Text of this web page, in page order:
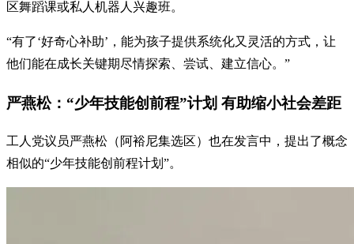
区舞蹈课或私人机器人兴趣班。
“有了‘好奇心补助’，能为孩子提供系统化又灵活的方式，让
他们能在成长关键期尽情探索、尝试、建立信心。”
严燕松：“少年技能创前程”计划 有助缩小社会差距
工人党议员严燕松（阿裕尼集选区）也在发言中，提出了概念
相似的“少年技能创前程计划”。